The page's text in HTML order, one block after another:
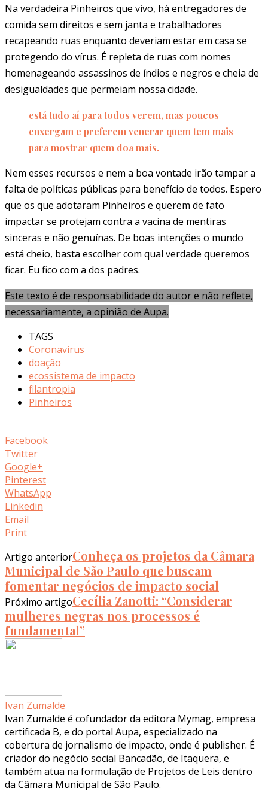
Na verdadeira Pinheiros que vivo, há entregadores de
comida sem direitos e sem janta e trabalhadores
recapeando ruas enquanto deveriam estar em casa se
protegendo do vírus. É repleta de ruas com nomes
homenageando assassinos de índios e negros e cheia de
desigualdades que permeiam nossa cidade.
está tudo aí para todos verem, mas poucos
enxergam e preferem venerar quem tem mais
para mostrar quem doa mais.
Nem esses recursos e nem a boa vontade irão tampar a
falta de políticas públicas para benefício de todos. Espero
que os que adotaram Pinheiros e querem de fato
impactar se protejam contra a vacina de mentiras
sinceras e não genuínas. De boas intenções o mundo
está cheio, basta escolher com qual verdade queremos
ficar. Eu fico com a dos padres.
Este texto é de responsabilidade do autor e não reflete,
necessariamente, a opinião de Aupa.
TAGS
Coronavírus
doação
ecossistema de impacto
filantropia
Pinheiros
Facebook
Twitter
Google+
Pinterest
WhatsApp
Linkedin
Email
Print
Artigo anteriorConheça os projetos da Câmara
Municipal de São Paulo que buscam
fomentar negócios de impacto social
Próximo artigoCecília Zanotti: “Considerar
mulheres negras nos processos é
fundamental”
Ivan Zumalde
Ivan Zumalde é cofundador da editora Mymag, empresa
certificada B, e do portal Aupa, especializado na
cobertura de jornalismo de impacto, onde é publisher. É
criador do negócio social Bancadão, de Itaquera, e
também atua na formulação de Projetos de Leis dentro
da Câmara Municipal de São Paulo.